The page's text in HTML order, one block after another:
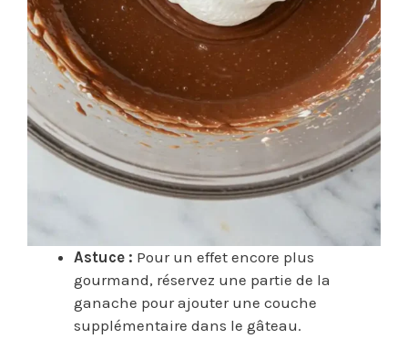
Astuce : Pour un effet encore plus
gourmand, réservez une partie de la
ganache pour ajouter une couche
supplémentaire dans le gâteau.